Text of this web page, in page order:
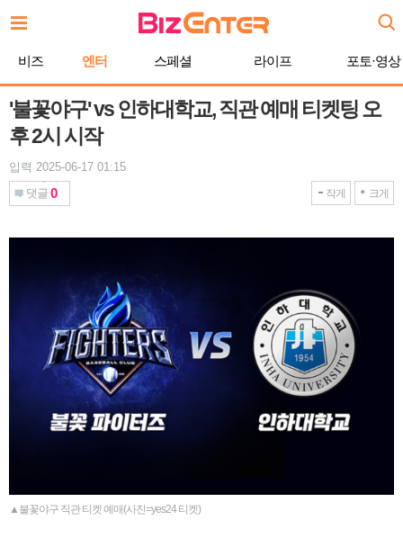
문
비즈 엔터 스페셜 라이프 포토·영상
'불꽃야구' vs 인하대학교, 직관 예매 티켓팅 오
후 2시 시작
입력 2025-06-17 01:15
댓글 0 작게 크게
▲불꽃야구 직관 티켓 예매(사진=yes24 티켓)